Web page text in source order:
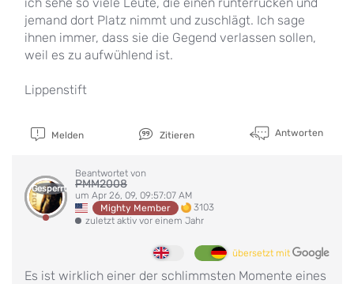
jemand dort Platz nimmt und zuschlägt. Ich sage
ihnen immer, dass sie die Gegend verlassen sollen,
weil es zu aufwühlend ist.
Lippenstift
Melden Zitieren Antworten
Gesperrt
Beantwortet von
PMM2008
um Apr 26, 09, 09:57:07 AM
Mighty Member
3103
zuletzt aktiv vor einem Jahr
übersetzt mit
Es ist wirklich einer der schlimmsten Momente eines